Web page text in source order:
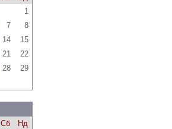
1
7
8
14
15
21
22
28
29
Сб
Нд